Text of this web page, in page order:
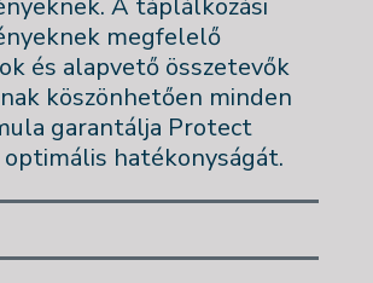
megfelelő
és alapvető összetevők
köszönhetően minden
garantálja Protect
hatékonyságát.